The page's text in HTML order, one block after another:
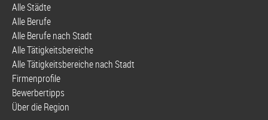
Alle Städte
Alle Berufe
Alle Berufe nach Stadt
Alle Tätigkeitsbereiche
Alle Tätigkeitsbereiche nach Stadt
Firmenprofile
Bewerbertipps
Über die Region